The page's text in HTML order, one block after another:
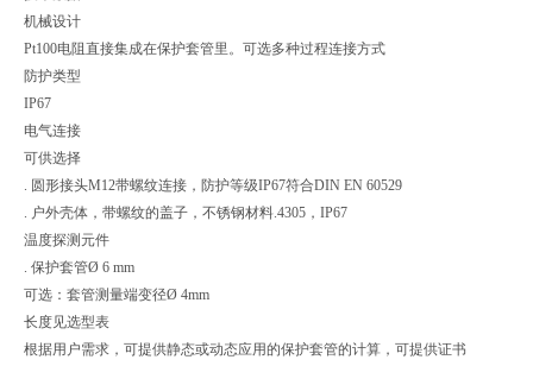
机械设计
Pt100电阻直接集成在保护套管里。可选多种过程连接方式
防护类型
IP67
电气连接
可供选择
. 圆形接头M12带螺纹连接，防护等级IP67符合DIN EN 60529
. 户外壳体，带螺纹的盖子，不锈钢材料.4305，IP67
温度探测元件
. 保护套管Ø 6 mm
可选：套管测量端变径Ø 4mm
长度见选型表
根据用户需求，可提供静态或动态应用的保护套管的计算，可提供证书